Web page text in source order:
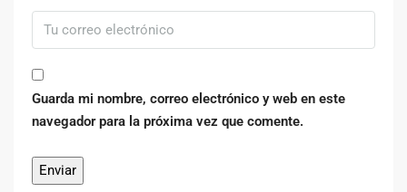
Guarda mi nombre, correo electrónico y web en este
navegador para la próxima vez que comente.